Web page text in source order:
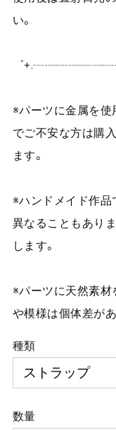
い。
゜
※パーツに金属を
でご不安な方は購
ます。
※ハンドメイド作品
異なることもあり
します。
※パーツに天然素材
や模様は個体差があ
種類
数量